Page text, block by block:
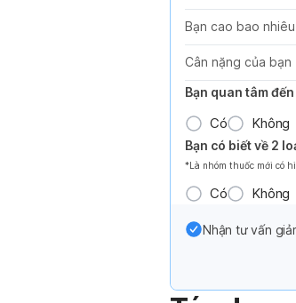
Bạn cao bao
Cân nặng của bạn
Bạn quan tâm
Có Không
Bạn có biết về 2
*Là nhóm thuốc mới có
Có Không
Nhận tư vấn